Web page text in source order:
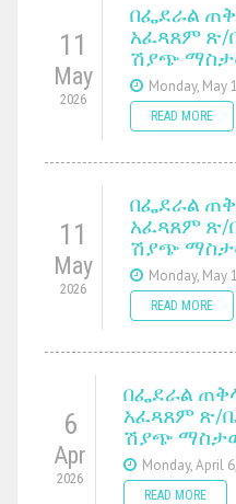
11
May
2026
በፌደራል
አፈጻጸም ጽ/
ሽያጭ
Monday, May
READ MORE
11
May
2026
በፌደራል
አፈጻጸም ጽ/
ሽያጭ
Monday, May
READ MORE
6
Apr
2026
በፌደራል
አፈጻጸም ጽ/
ሽያጭ
Monday, April
READ MORE